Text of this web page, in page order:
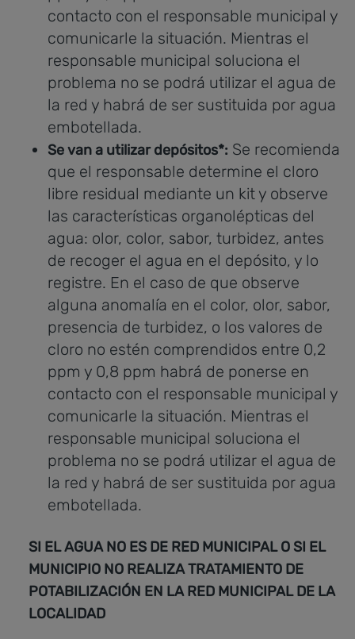
contacto con el responsable municipal y
comunicarle la situación. Mientras el
responsable municipal soluciona el
problema no se podrá utilizar el agua de
la red y habrá de ser sustituida por agua
embotellada.
Se van a utilizar depósitos*: Se recomienda
que el responsable determine el cloro
libre residual mediante un kit y observe
las características organolépticas del
agua: olor, color, sabor, turbidez, antes
de recoger el agua en el depósito, y lo
registre. En el caso de que observe
alguna anomalía en el color, olor, sabor,
presencia de turbidez, o los valores de
cloro no estén comprendidos entre 0,2
ppm y 0,8 ppm habrá de ponerse en
contacto con el responsable municipal y
comunicarle la situación. Mientras el
responsable municipal soluciona el
problema no se podrá utilizar el agua de
la red y habrá de ser sustituida por agua
embotellada.
SI EL AGUA NO ES DE RED MUNICIPAL O SI EL
MUNICIPIO NO REALIZA TRATAMIENTO DE
POTABILIZACIÓN EN LA RED MUNICIPAL DE LA
LOCALIDAD